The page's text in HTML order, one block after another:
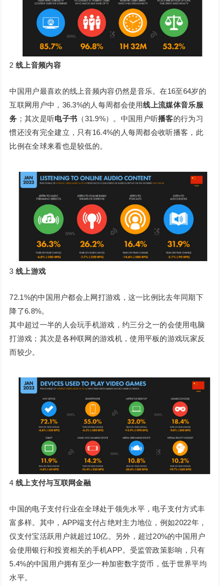
2线上音频内容
中国用户最喜欢的线上音频内容仍然是音乐。在16至64岁的
互联网用户中，36.3%的人每周都会使用线上流媒体音乐服
务 ；其次是听电子书 （31.9%）。中国用户听播客的行为习
惯还没有完全建立，只有16.4%的人每周都会收听播客，此
比例在全球来看也是较低的。
3线上游戏
72.1%的中国用户都会上网打游戏，这一比例比去年同期下
降了6.8%。
其中超过一半的人会玩手机游戏，约三分之一的会使用电脑
打游戏；其次是各种联网的游戏机，使用平板的游戏玩家反
而较少。
4线上支付与互联网金融
中国的电子支付行业在全球处于领先水平，电子支付方式丰
富多样。其中，APP端支付占绝对主力地位，例如2022年，
仅支付宝活跃用户就超过10亿。另外，超过20%的中国用户
会使用银行和投资相关的手机APP。受监管政策影响，只有
5.4%的中国用户拥有至少一种加密数字货币，低于世界平均
水平。